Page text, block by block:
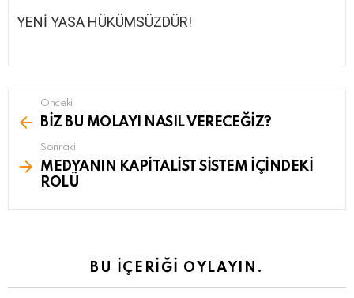
YENİ YASA HÜKÜMSÜZDÜR!
more
Önceki
BİZ BU MOLAYI NASIL VERECEĞİZ?
Sonraki
MEDYANIN KAPİTALİST SİSTEM İÇİNDEKİ
ROLÜ
BU İÇERİĞİ OYLAYIN.